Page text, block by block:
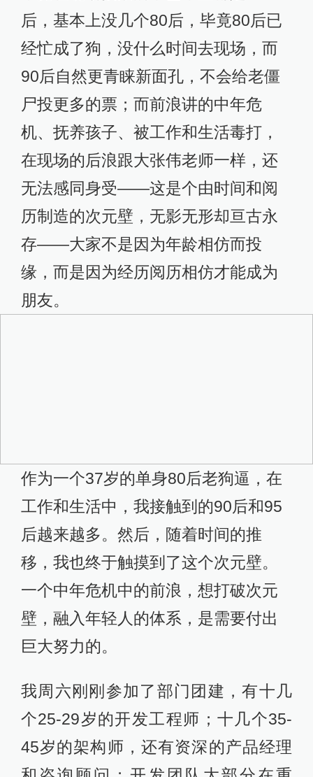
后，基本上没几个80后，毕竟80后已
经忙成了狗，没什么时间去现场，而
90后自然更青睐新面孔，不会给老僵
尸投更多的票；而前浪讲的中年危
机、抚养孩子、被工作和生活毒打，
在现场的后浪跟大张伟老师一样，还
无法感同身受——这是个由时间和阅
历制造的次元壁，无影无形却亘古永
存——大家不是因为年龄相仿而投
缘，而是因为经历阅历相仿才能成为
朋友。
作为一个37岁的单身80后老狗逼，在
工作和生活中，我接触到的90后和95
后越来越多。然后，随着时间的推
移，我也终于触摸到了这个次元壁。
一个中年危机中的前浪，想打破次元
壁，融入年轻人的体系，是需要付出
巨大努力的。
我周六刚刚参加了部门团建，有十几
个25-29岁的开发工程师；十几个35-
45岁的架构师，还有资深的产品经理